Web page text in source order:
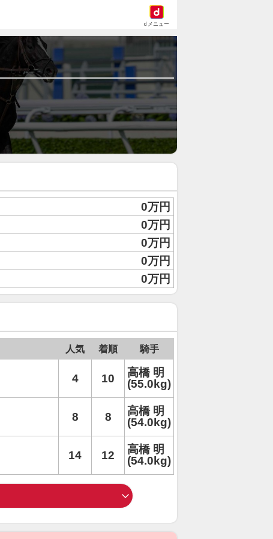
dメニュー
0万円
0万円
0万円
0万円
0万円
人気 着順 騎手
4 10
高橋 明
(55.0kg)
8 8
高橋 明
(54.0kg)
14 12
高橋 明
(54.0kg)